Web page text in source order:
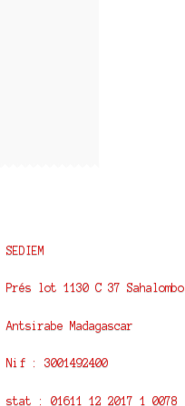
SEDIEM
Prés lot 1130 C 37 Sahalombo
Antsirabe Madagascar
Nif : 3001492400
stat : 01611 12 2017 1 0078